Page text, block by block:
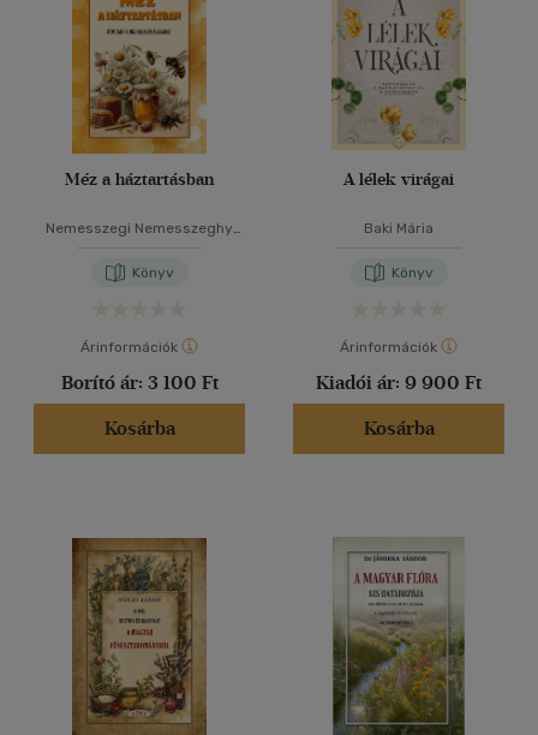
Méz a háztartásban
Nemesszegi Nemesszeghy
Könyv
Árinformációk
Borító ár: 3 100 Ft
Kosárba
A lélek virágai
Baki Mária
Könyv
Árinformációk
Kiadói ár: 9 900 Ft
Kosárba